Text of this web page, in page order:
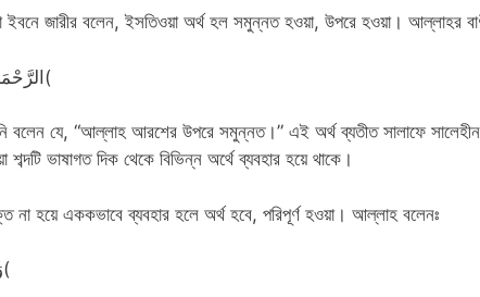
ইবনে জারীর বলেন, ইসতিওয়া অর্থ হল সমুন্নত হওয়া, উপরে হওয়া। আল্লাহর
)الرَّحْمَنُ عَلَى الْعَرْشِ اسْتَوَى(
বলেন যে, “আল্লাহ আরশের উপরে সমুন্নত।” এই অর্থ ব্যতীত সালাফে
শব্দটি ভাষাগত দিক থেকে বিভিন্ন অর্থে ব্যবহার হয়ে থাকে।
না হয়ে এককভাবে ব্যবহার হলে অর্থ হবে, পরিপূর্ণ হওয়া। আল্লাহ বলেনঃ
)وَلَمَّا بَلَغَ أَشُدَّهُ وَاسْتَوَى(